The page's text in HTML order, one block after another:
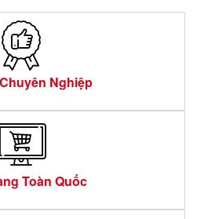
Nghiệp
Toàn Quốc